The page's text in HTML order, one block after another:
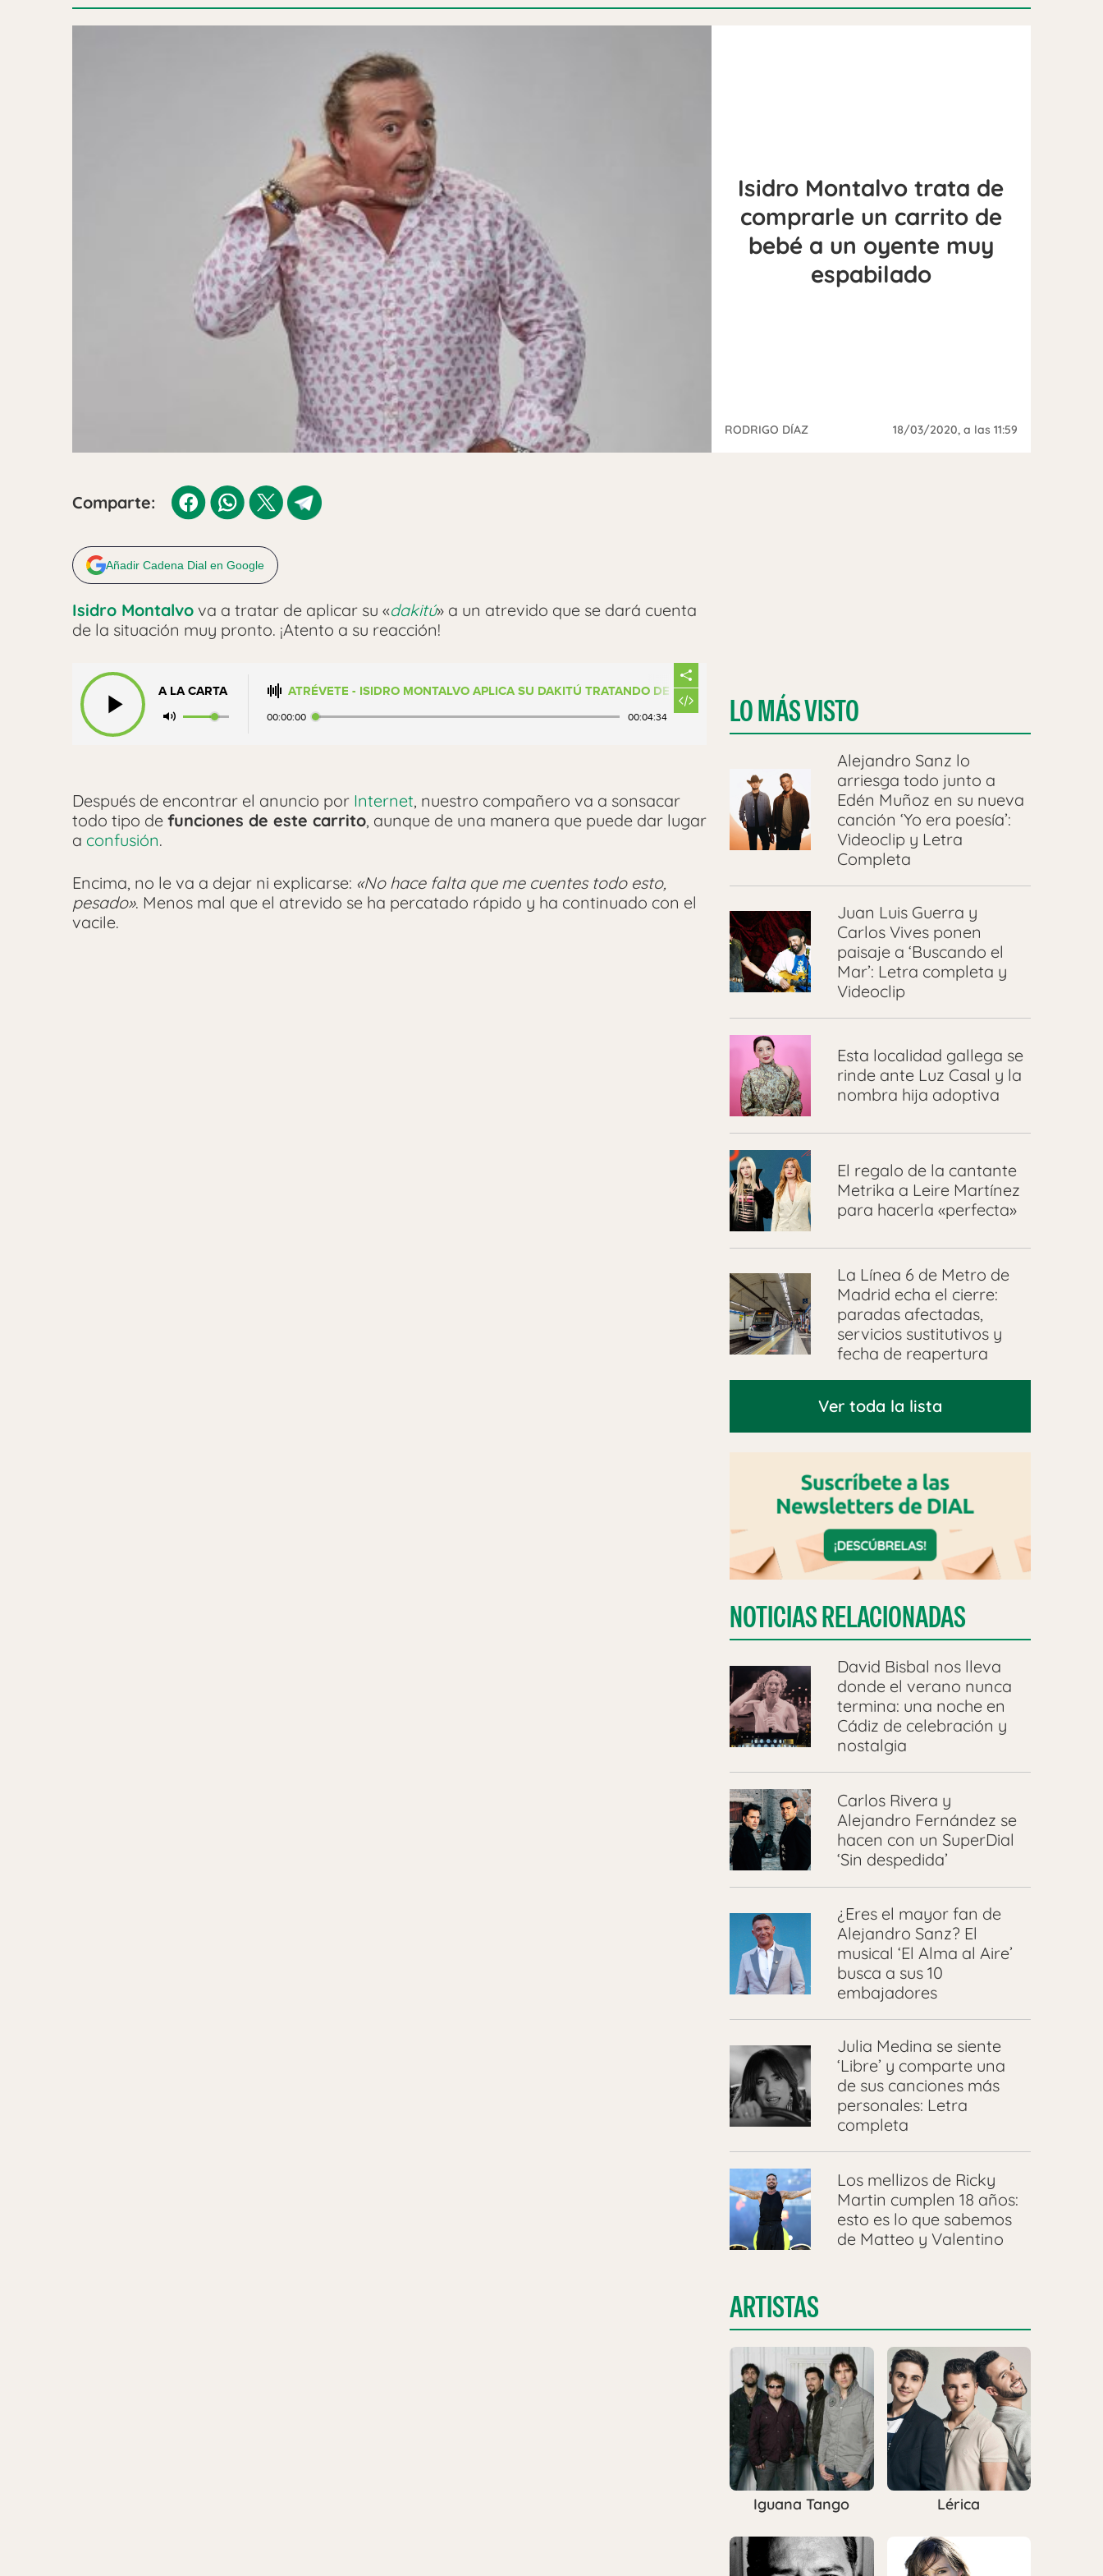
Isidro Montalvo trata de
comprarle un carrito de
bebé a un oyente muy
espabilado
RODRIGO DÍAZ 18/03/2020, a las 11:59
Comparte:
Añadir Cadena Dial en Google
Isidro Montalvo va a tratar de aplicar su «dakitú» a un atrevido que se dará cuenta
de la situación muy pronto. ¡Atento a su reacción!
A LA CARTA ATRÉVETE - ISIDRO MONTALVO APLICA SU DAKITÚ TRATANDO DE COMPRAR UN CARRITO DE BEBÉ
00:00:00 00:04:34
Después de encontrar el anuncio por Internet, nuestro compañero va a sonsacar
todo tipo de funciones de este carrito, aunque de una manera que puede dar lugar
a confusión.
Encima, no le va a dejar ni explicarse: «No hace falta que me cuentes todo esto,
pesado». Menos mal que el atrevido se ha percatado rápido y ha continuado con el
vacile.
LO MÁS VISTO
Alejandro Sanz lo
arriesga todo junto a
Edén Muñoz en su nueva
canción ‘Yo era poesía’:
Videoclip y Letra
Completa
Juan Luis Guerra y
Carlos Vives ponen
paisaje a ‘Buscando el
Mar’: Letra completa y
Videoclip
Esta localidad gallega se
rinde ante Luz Casal y la
nombra hija adoptiva
El regalo de la cantante
Metrika a Leire Martínez
para hacerla «perfecta»
La Línea 6 de Metro de
Madrid echa el cierre:
paradas afectadas,
servicios sustitutivos y
fecha de reapertura
Ver toda la lista
NOTICIAS RELACIONADAS
David Bisbal nos lleva
donde el verano nunca
termina: una noche en
Cádiz de celebración y
nostalgia
Carlos Rivera y
Alejandro Fernández se
hacen con un SuperDial
‘Sin despedida’
¿Eres el mayor fan de
Alejandro Sanz? El
musical ‘El Alma al Aire’
busca a sus 10
embajadores
Julia Medina se siente
‘Libre’ y comparte una
de sus canciones más
personales: Letra
completa
Los mellizos de Ricky
Martin cumplen 18 años:
esto es lo que sabemos
de Matteo y Valentino
ARTISTAS
Iguana Tango Lérica